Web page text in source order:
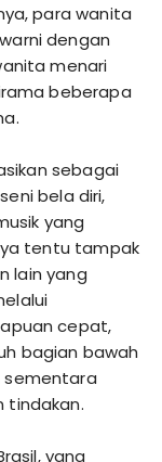
para wanita
dengan
menari
beberapa
sebagai
bela diri,
yang
tentu tampak
lain yang
cepat,
bagian bawah
sementara
tindakan.
yang